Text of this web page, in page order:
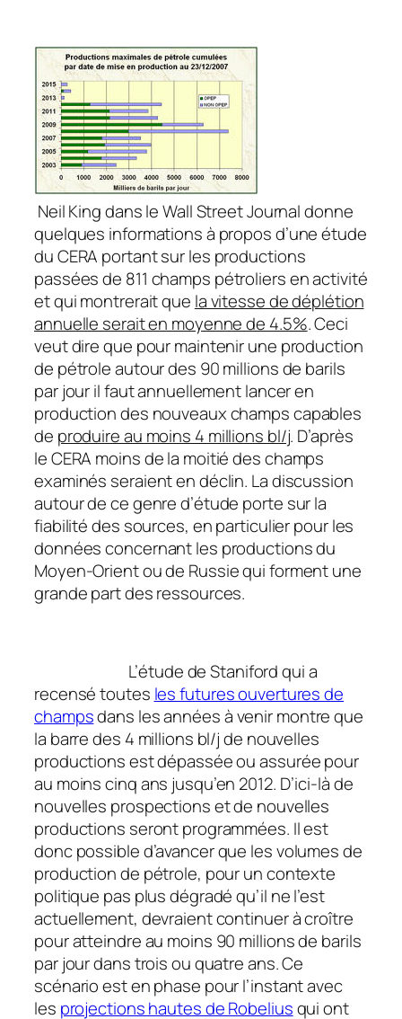
Neil King dans le Wall Street Journal donne
quelques informations à propos d’une étude
du CERA portant sur les productions
passées de 811 champs pétroliers en activité
et qui montrerait que la vitesse de déplétion
annuelle serait en moyenne de 4.5%. Ceci
veut dire que pour maintenir une production
de pétrole autour des 90 millions de barils
par jour il faut annuellement lancer en
production des nouveaux champs capables
de produire au moins 4 millions bl/j. D’après
le CERA moins de la moitié des champs
examinés seraient en déclin. La discussion
autour de ce genre d’étude porte sur la
fiabilité des sources, en particulier pour les
données concernant les productions du
Moyen-Orient ou de Russie qui forment une
grande part des ressources.
L’étude de Staniford qui a
recensé toutes les futures ouvertures de
champsdans les années à venir montre que
la barre des 4 millions bl/j de nouvelles
productions est dépassée ou assurée pour
au moins cinq ans jusqu’en 2012. D’ici-là de
nouvelles prospections et de nouvelles
productions seront programmées. Il est
donc possible d’avancer que les volumes de
production de pétrole, pour un contexte
politique pas plus dégradé qu’il ne l’est
actuellement, devraient continuer à croître
pour atteindre au moins 90 millions de barils
par jour dans trois ou quatre ans. Ce
scénario est en phase pour l’instant avec
les projections hautes de Robeliusqui ont